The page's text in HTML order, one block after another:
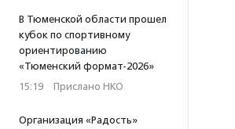
В Тюменской области прошел
кубок по спортивному
ориентированию
«Тюменский формат-2026»
15:19 · Прислано НКО
Организация «Радость»